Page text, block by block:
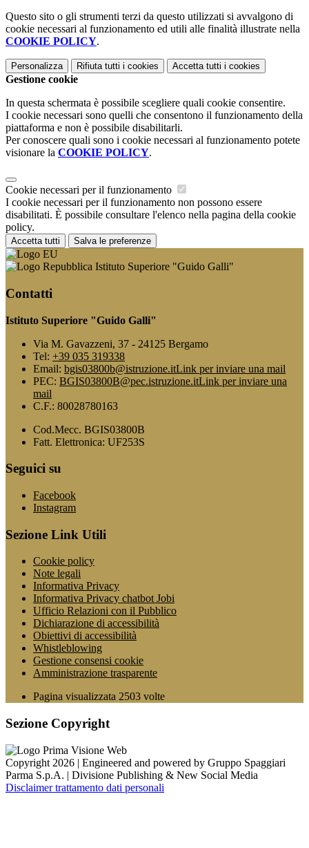
Questo sito o gli strumenti terzi da questo utilizzati si avvalgono di
cookie necessari al funzionamento ed utili alle finalità illustrate nella
COOKIE POLICY.
Personalizza Rifiuta tutti i cookies Accetta tutti i cookies
Gestione cookie
In questa schermata è possibile scegliere quali cookie consentire.
I cookie necessari sono quelli che consentono il funzionamento della
piattaforma e non è possibile disabilitarli.
Per conoscere quali sono i cookie necessari al funzionamento potete
visionare la COOKIE POLICY.
Cookie necessari per il funzionamento
I cookie necessari per il funzionamento non possono essere
disabilitati. È possibile consultare l'elenco nella pagina della cookie
policy.
Accetta tutti Salva le preferenze
Istituto Superiore "Guido Galli"
Contatti
Istituto Superiore "Guido Galli"
Via M. Gavazzeni, 37 - 24125 Bergamo
Tel: +39 035 319338
Email: bgis03800b@istruzione.itLink per inviare una mail
PEC: BGIS03800B@pec.istruzione.itLink per inviare una
mail
C.F.: 80028780163
Cod.Mecc. BGIS03800B
Fatt. Elettronica: UF253S
Seguici su
Facebook
Instagram
Sezione Link Utili
Cookie policy
Note legali
Informativa Privacy
Informativa Privacy chatbot Jobi
Ufficio Relazioni con il Pubblico
Dichiarazione di accessibilità
Obiettivi di accessibilità
Whistleblowing
Gestione consensi cookie
Amministrazione trasparente
Pagina visualizzata 2503 volte
Sezione Copyright
Copyright 2026 | Engineered and powered by Gruppo Spaggiari
Parma S.p.A. | Divisione Publishing & New Social Media
Disclaimer trattamento dati personali